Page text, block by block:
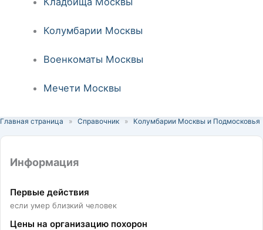
Колумбарии Москвы
Военкоматы Москвы
Мечети Москвы
Главная страница » Справочник » Колумбарии Москвы и Подмосковья
Информация
Первые действия
если умер близкий человек
Цены на организацию похорон